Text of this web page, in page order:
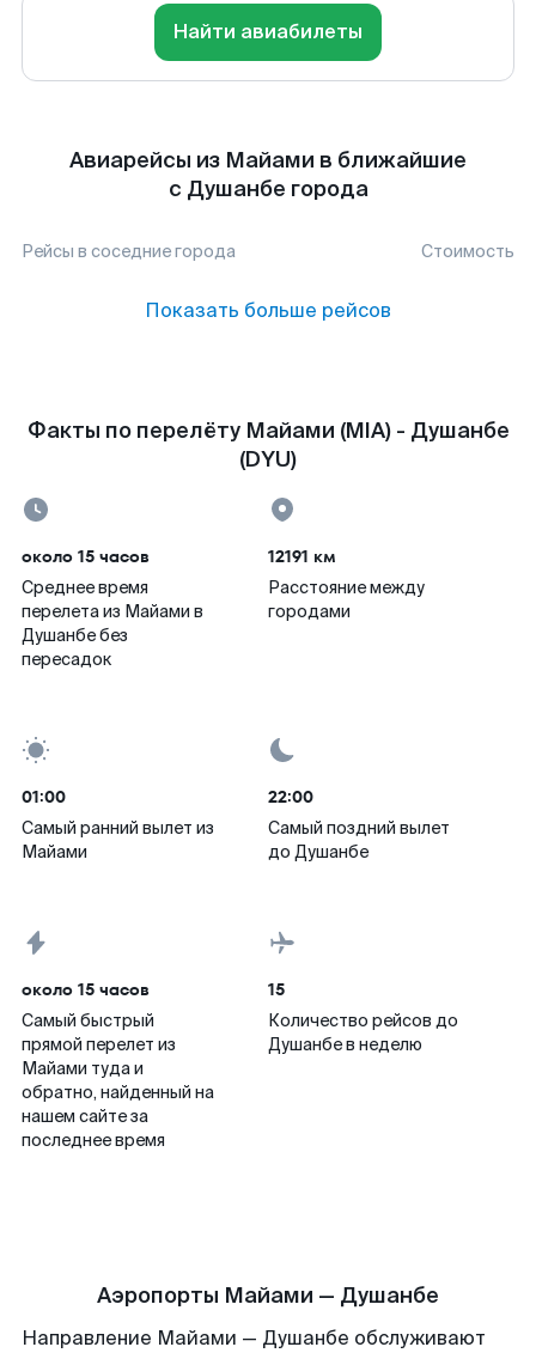
Найти авиабилеты
Авиарейсы из Майами в ближайшие
с Душанбе города
Рейсы в соседние города Стоимость
Показать больше рейсов
Факты по перелёту Майами (MIA) - Душанбе
(DYU)
около 15 часов
Среднее время
перелета из Майами в
Душанбе без
пересадок
12191 км
Расстояние между
городами
01:00
Самый ранний вылет из
Майами
22:00
Самый поздний вылет
до Душанбе
около 15 часов
Самый быстрый
прямой перелет из
Майами туда и
обратно, найденный на
нашем сайте за
последнее время
15
Количество рейсов до
Душанбе в неделю
Аэропорты Майами — Душанбе
Направление Майами — Душанбе обслуживают